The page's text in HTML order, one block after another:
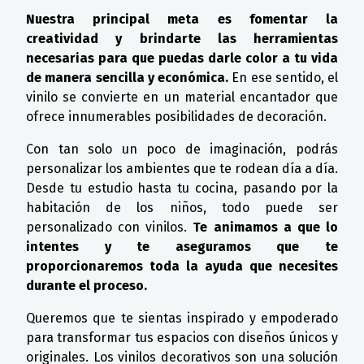
Nuestra principal meta es fomentar la
creatividad y brindarte las herramientas
necesarias para que puedas darle color a tu vida
de manera sencilla y económica. En ese sentido, el
vinilo se convierte en un material encantador que
ofrece innumerables posibilidades de decoración.
Con tan solo un poco de imaginación, podrás
personalizar los ambientes que te rodean día a día.
Desde tu estudio hasta tu cocina, pasando por la
habitación de los niños, todo puede ser
personalizado con vinilos. Te animamos a que lo
intentes y te aseguramos que te
proporcionaremos toda la ayuda que necesites
durante el proceso.
Queremos que te sientas inspirado y empoderado
para transformar tus espacios con diseños únicos y
originales. Los vinilos decorativos son una solución